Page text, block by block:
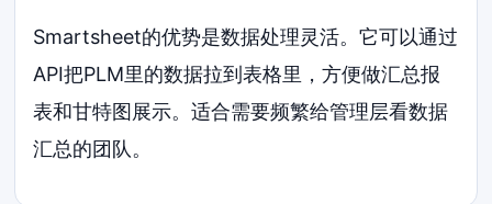
Smartsheet的优势是数据处理灵活。它可以通过
API把PLM里的数据拉到表格里，方便做汇总报
表和甘特图展示。适合需要频繁给管理层看数据
汇总的团队。